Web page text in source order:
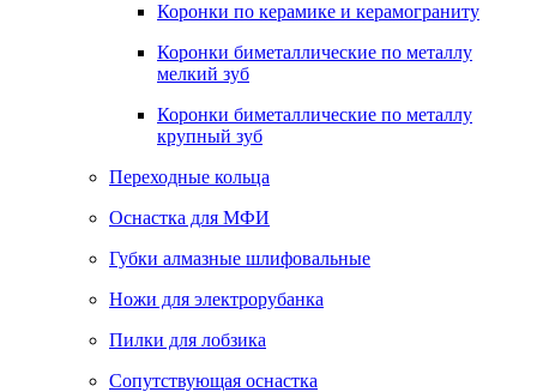
Коронки по керамике и керамограниту
Коронки биметаллические по металлу
мелкий зуб
Коронки биметаллические по металлу
крупный зуб
Переходные кольца
Оснастка для МФИ
Губки алмазные шлифовальные
Ножи для электрорубанка
Пилки для лобзика
Сопутствующая оснастка